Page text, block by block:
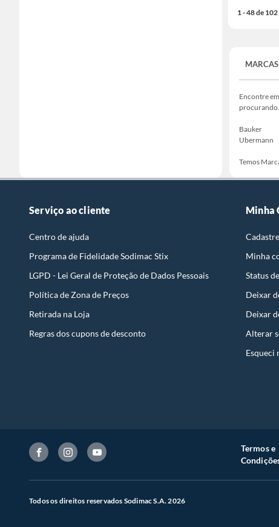
1 - 48 de
Encontre
procurando.
Bauker
Ubermann
Temos
Serviço ao cliente
Centro de ajuda
Programa de Fidelidade Sodimac Stix
LGPD - Lei Geral de Proteção de Dados Pessoais
Política de Zona de Preços
Retirada na Loja
Regras dos cupons de desconto
Minha
Minha
Status
Deixar
Deixar
Alterar
Esqueci
Termos e
Todos os direitos reservados Sodimac S.A. 2026